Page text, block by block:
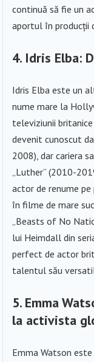
continuă să fie un
aportul în producții
4. Idris Elba:
Idris Elba este un
nume mare la
televiziunii
devenit cunoscut
2008), dar cariera
„Luther” (2010-
actor de renume
în filme de mare
„Beasts of No
lui Heimdall din
perfect de actor
talentul său
5. Emma
la activista
Emma Watson